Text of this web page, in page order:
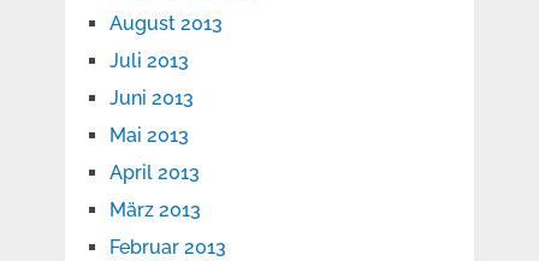
August 2013
Juli 2013
Juni 2013
Mai 2013
April 2013
März 2013
Februar 2013